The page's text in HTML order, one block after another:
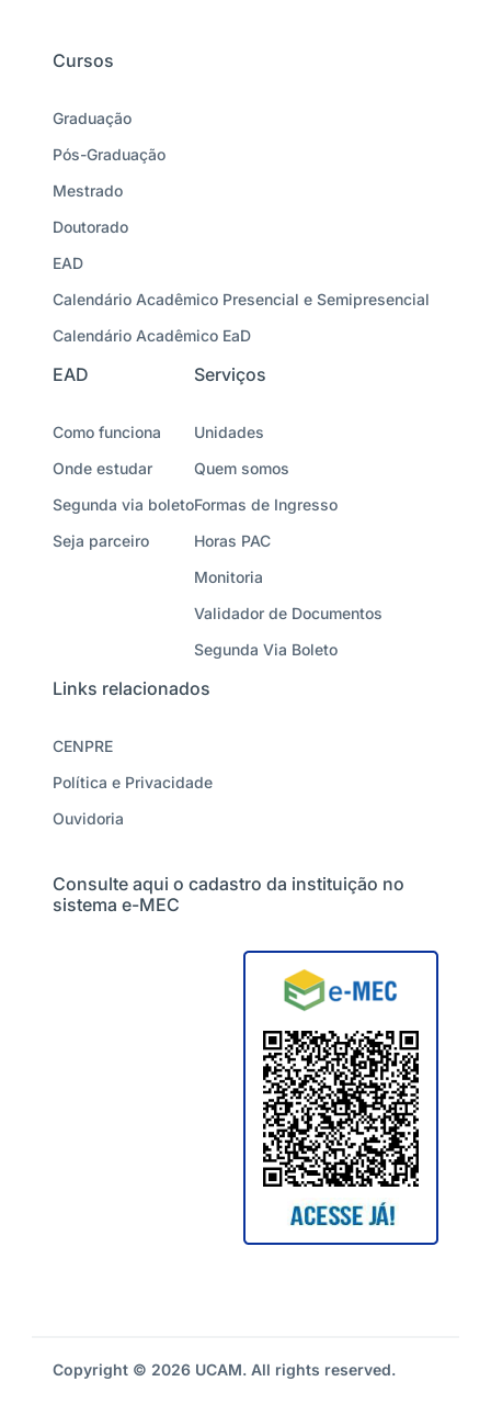
Cursos
Graduação
Pós-Graduação
Mestrado
Doutorado
EAD
Calendário Acadêmico Presencial e Semipresencial
Calendário Acadêmico EaD
EAD
Como funciona
Onde estudar
Segunda via boleto
Seja parceiro
Serviços
Unidades
Quem somos
Formas de Ingresso
Horas PAC
Monitoria
Validador de Documentos
Segunda Via Boleto
Links relacionados
CENPRE
Política e Privacidade
Ouvidoria
Consulte aqui o cadastro da instituição no
sistema e-MEC
Copyright © 2026 UCAM. All rights reserved.